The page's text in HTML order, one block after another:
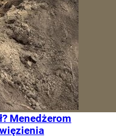
Menedżerom